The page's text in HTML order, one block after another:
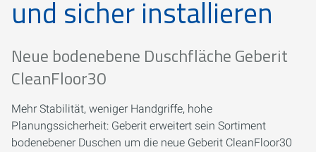
und sicher installieren
Neue bodenebene Duschfläche Geberit
CleanFloor30
Mehr Stabilität, weniger Handgriffe, hohe
Planungssicherheit: Geberit erweitert sein Sortiment
bodenebener Duschen um die neue Geberit CleanFloor30